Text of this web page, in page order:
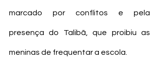
marcado por conflitos e pela
presença do Talibã, que proibiu as
meninas de frequentar a escola.